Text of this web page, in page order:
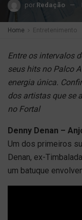
por Redação
Home Entretenimento
Entre os intervalos
seus hits no Palco
energia única.
dos artistas que se
no Fortal
Denny Denan –
Um dos primeiros
Denan, ex-
um batuque